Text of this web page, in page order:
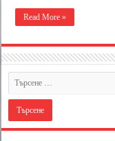
Read More »